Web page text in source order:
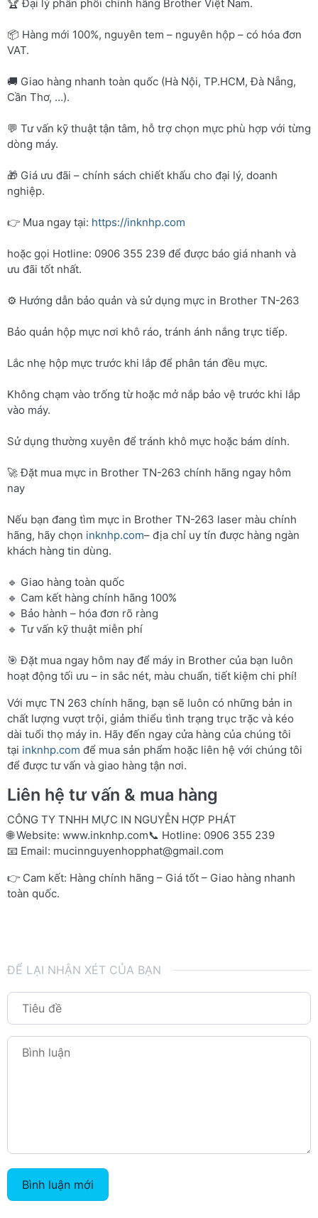
🏆 Đại lý phân phối chính hãng Brother Việt Nam.
📦 Hàng mới 100%, nguyên tem – nguyên hộp – có hóa đơn
VAT.
🚚 Giao hàng nhanh toàn quốc (Hà Nội, TP.HCM, Đà Nẵng,
Cần Thơ, …).
💬 Tư vấn kỹ thuật tận tâm, hỗ trợ chọn mực phù hợp với từng
dòng máy.
🎁 Giá ưu đãi – chính sách chiết khấu cho đại lý, doanh
nghiệp.
👉 Mua ngay tại: https://inknhp.com
hoặc gọi Hotline: 0906 355 239 để được báo giá nhanh và
ưu đãi tốt nhất.
⚙️ Hướng dẫn bảo quản và sử dụng mực in Brother TN-263
Bảo quản hộp mực nơi khô ráo, tránh ánh nắng trực tiếp.
Lắc nhẹ hộp mực trước khi lắp để phân tán đều mực.
Không chạm vào trống từ hoặc mở nắp bảo vệ trước khi lắp
vào máy.
Sử dụng thường xuyên để tránh khô mực hoặc bám dính.
🚀 Đặt mua mực in Brother TN-263 chính hãng ngay hôm
nay
Nếu bạn đang tìm mực in Brother TN-263 laser màu chính
hãng, hãy chọn inknhp.com– địa chỉ uy tín được hàng ngàn
khách hàng tin dùng.
🔹 Giao hàng toàn quốc
🔹 Cam kết hàng chính hãng 100%
🔹 Bảo hành – hóa đơn rõ ràng
🔹 Tư vấn kỹ thuật miễn phí
🎯 Đặt mua ngay hôm nay để máy in Brother của bạn luôn
hoạt động tối ưu – in sắc nét, màu chuẩn, tiết kiệm chi phí!
Với mực TN 263 chính hãng, bạn sẽ luôn có những bản in
chất lượng vượt trội, giảm thiểu tình trạng trục trặc và kéo
dài tuổi thọ máy in. Hãy đến ngay cửa hàng của chúng tôi
tại inknhp.com để mua sản phẩm hoặc liên hệ với chúng tôi
để được tư vấn và giao hàng tận nơi.
Liên hệ tư vấn & mua hàng
CÔNG TY TNHH MỰC IN NGUYỄN HỢP PHÁT
🌐 Website: www.inknhp.com📞 Hotline: 0906 355 239
📧 Email: mucinnguyenhopphat@gmail.com
👉 Cam kết: Hàng chính hãng – Giá tốt – Giao hàng nhanh
toàn quốc.
ĐỂ LẠI NHẬN XÉT CỦA BẠN
Bình luận mới